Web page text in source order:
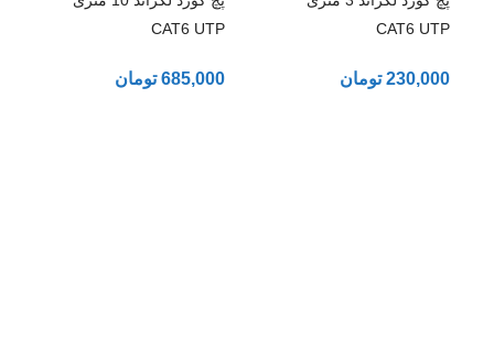
CAT6 UTP
230,000 تومان
CAT6 UTP
685,000 تومان